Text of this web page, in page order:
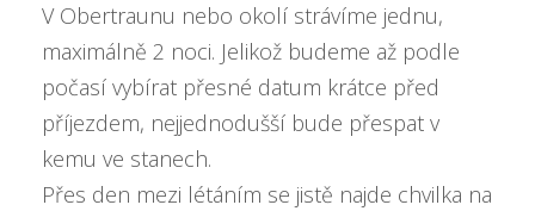
V Obertraunu nebo okolí strávíme jednu,
maximálně 2 noci. Jelikož budeme až podle
počasí vybírat přesné datum krátce před
příjezdem, nejjednodušší bude přespat v
kemu ve stanech.
Přes den mezi létáním se jistě najde chvilka na